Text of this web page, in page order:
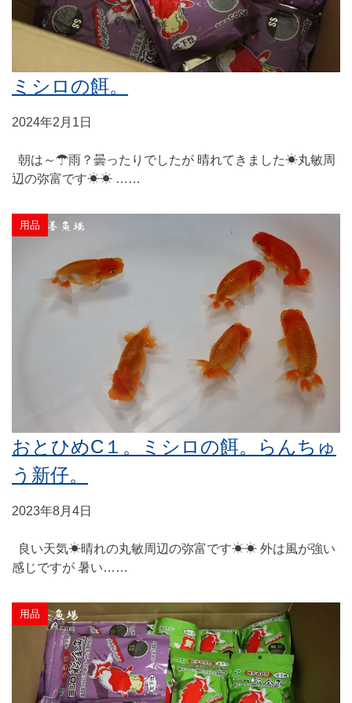
ミシロの餌。
2024年2月1日
朝は～☂雨？曇ったりでしたが 晴れてきました☀丸敏周
辺の弥富です☀☀ ……
用品
おとひめC１。ミシロの餌。らんちゅ
う新仔。
2023年8月4日
良い天気☀晴れの丸敏周辺の弥富です☀☀ 外は風が強い
感じですが 暑い……
用品